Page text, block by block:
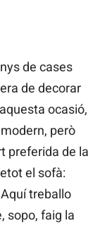
de cases
de decorar
ocasió,
però
preferida de la
el sofà:
treballo
sopo, faig la